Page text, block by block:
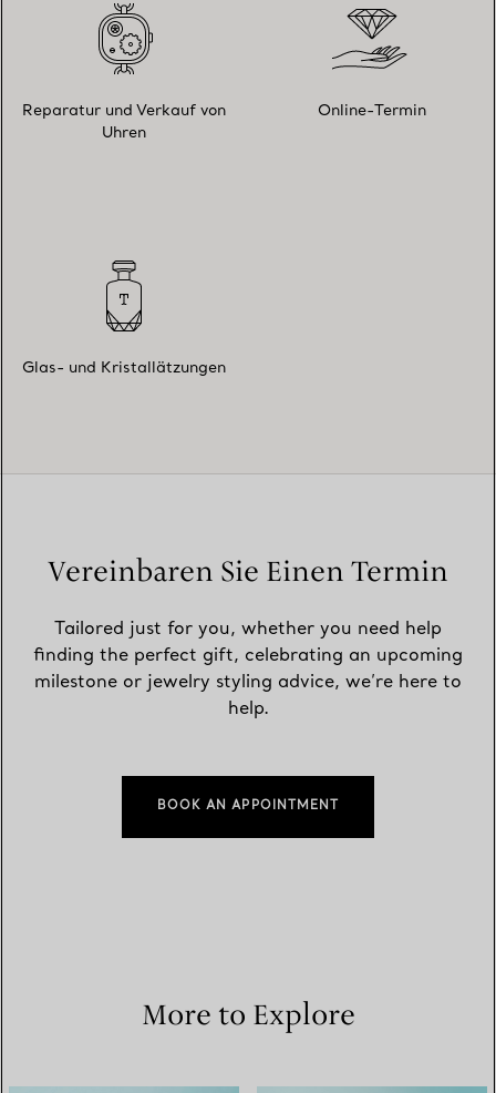
Reparatur und Verkauf von
Uhren
Online-Termin
Glas- und Kristallätzungen
Vereinbaren Sie Einen Termin
Tailored just for you, whether you need help
finding the perfect gift, celebrating an upcoming
milestone or jewelry styling advice, we’re here to
help.
BOOK AN APPOINTMENT
More to Explore